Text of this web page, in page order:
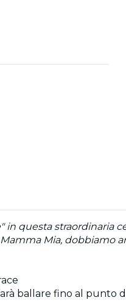
in questa
Mia, dobbiamo
ballare fino al punto